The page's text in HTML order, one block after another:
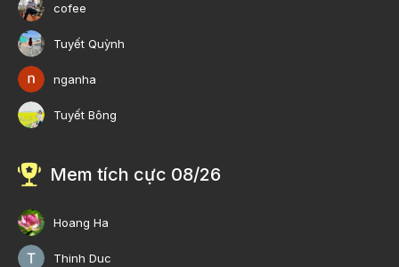
cofee
Tuyết Quỳnh
nganha
Tuyết Bông
Mem tích cực 08/26
Hoang Ha
Thinh Duc